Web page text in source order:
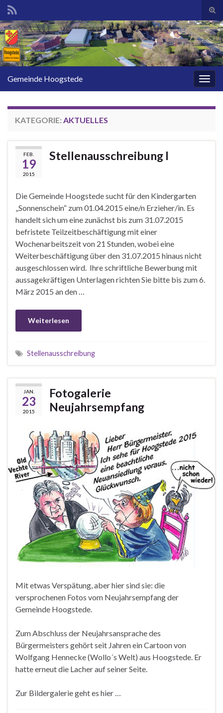
Search for:
Gemeinde Hoogstede
KATEGORIE: AKTUELLES
FEB.
19
2015
Stellenausschreibung I
Die Gemeinde Hoogstede sucht für den Kindergarten
„Sonnenschein“ zum 01.04.2015 eine/n Erzieher/in. Es
handelt sich um eine zunächst bis zum 31.07.2015
befristete Teilzeitbeschäftigung mit einer
Wochenarbeitszeit von 21 Stunden, wobei eine
Weiterbeschäftigung über den 31.07.2015 hinaus nicht
ausgeschlossen wird. Ihre schriftliche Bewerbung mit
aussagekräftigen Unterlagen richten Sie bitte bis zum 6.
März 2015 an den …
Weiterlesen
Stellenausschreibung
JAN.
23
2015
Fotogalerie
Neujahrsempfang
Mit etwas Verspätung, aber hier sind sie: die
versprochenen Fotos vom Neujahrsempfang der
Gemeinde Hoogstede.
Zum Abschluss der Neujahrsansprache des
Bürgermeisters gehört seit Jahren ein Cartoon von
Wolfgang Hennecke (Wollo´s Welt) aus Hoogstede. Er
hatte erneut die Lacher auf seiner Seite.
Zur Bildergalerie geht es hier …